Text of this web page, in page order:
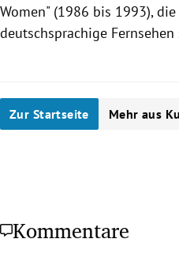
Women" (1986 bis 1993),
deutschsprachige Fernsehen
Zur Startseite Mehr aus
Kommentare